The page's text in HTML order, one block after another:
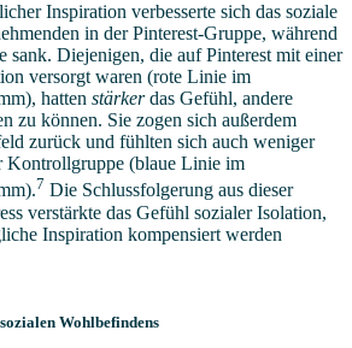
Inspiration verbesserte sich das soziale
in der Pinterest-Gruppe, während
sank. Diejenigen, die auf Pinterest mit einer
versorgt waren (rote Linie im
hatten stärkerdas Gefühl, andere
zu können. Sie zogen sich außerdem
zurück und fühlten sich auch weniger
Kontrollgruppe (blaue Linie im
7 Die Schlussfolgerung aus dieser
verstärkte das Gefühl sozialer Isolation,
Inspiration kompensiert werden
Wohlbefindens